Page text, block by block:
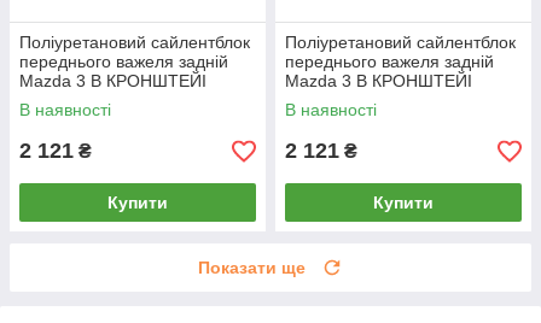
Поліуретановий сайлентблок
переднього важеля задній
Mazda 3 В КРОНШТЕЙІ
МЕТАЛІЧНИЙ важіль, PP-
0818aa
В наявності
2 121 ₴
Купити
Поліуретановий сайлентблок
переднього важеля задній
Mazda 3 В КРОНШТЕЙІ
МЕТАЛІЧНИЙ важіль, PP-
0818aa
В наявності
2 121 ₴
Купити
Показати ще